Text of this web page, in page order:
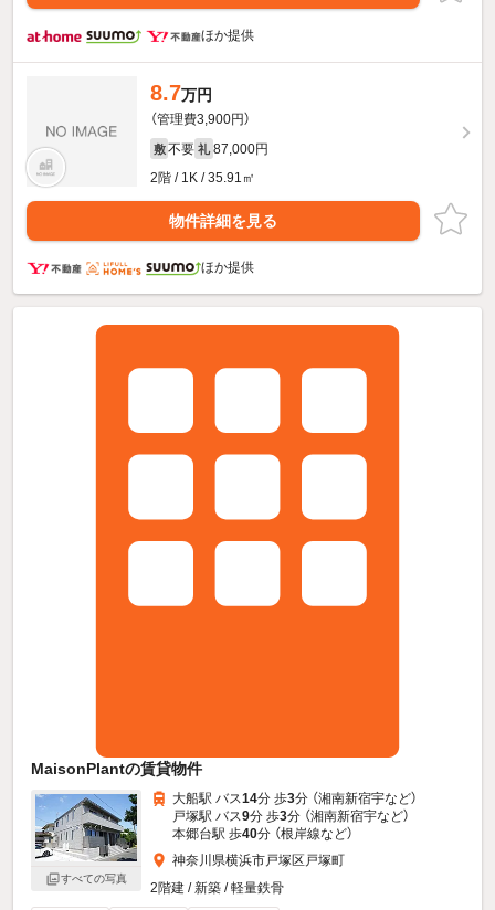
ほか提供
8.7万円
（管理費3,900円）
敷 不要 礼 87,000円
2階 / 1K / 35.91㎡
物件詳細を見る
ほか提供
MaisonPlantの賃貸物件
すべての写真
大船駅 バス14分 歩3分 （湘南新宿宇など）
戸塚駅 バス9分 歩3分 （湘南新宿宇など）
本郷台駅 歩40分 （根岸線など）
神奈川県横浜市戸塚区戸塚町
2階建 / 新築 / 軽量鉄骨